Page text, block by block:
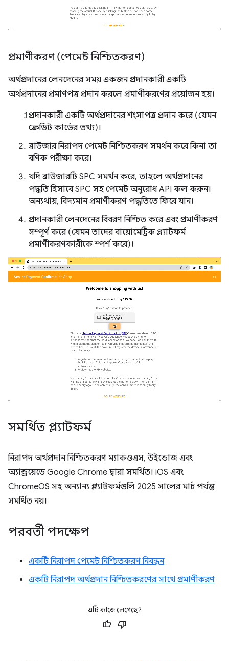
প্রমাণীকরণ (পেমেন্ট নিশ্চিতকরণ)
অর্থপ্রদানের লেনদেনের সময় একজন প্রদানকারী একটি
অর্থপ্রদানের প্রমাণপত্র প্রদান করলে প্রমাণীকরণের প্রয়োজন হয়।
প্রদানকারী একটি অর্থপ্রদানের শংসাপত্র প্রদান করে (যেমন
ক্রেডিট কার্ডের তথ্য)।
ব্রাউজার নিরাপদ পেমেন্ট নিশ্চিতকরণ সমর্থন করে কিনা তা
বণিক পরীক্ষা করে।
যদি ব্রাউজারটি SPC সমর্থন করে, তাহলে অর্থপ্রদানের
পদ্ধতি হিসাবে SPC সহ পেমেন্ট অনুরোধ API কল করুন।
অন্যথায়, বিদ্যমান প্রমাণীকরণ পদ্ধতিতে ফিরে যান।
প্রদানকারী লেনদেনের বিবরণ নিশ্চিত করে এবং প্রমাণীকরণ
সম্পূর্ণ করে (যেমন তাদের বায়োমেট্রিক প্ল্যাটফর্ম
প্রমাণীকরণকারীকে স্পর্শ করে)।
সমর্থিত প্ল্যাটফর্ম
নিরাপদ অর্থপ্রদান নিশ্চিতকরণ ম্যাকওএস, উইন্ডোজ এবং
অ্যান্ড্রয়েডে Google Chrome দ্বারা সমর্থিত। iOS এবং
ChromeOS সহ অন্যান্য প্ল্যাটফর্মগুলি 2025 সালের মার্চ পর্যন্ত
সমর্থিত নয়।
পরবর্তী পদক্ষেপ
একটি নিরাপদ পেমেন্ট নিশ্চিতকরণ নিবন্ধন
একটি নিরাপদ অর্থপ্রদান নিশ্চিতকরণের সাথে প্রমাণীকরণ
এটি কাজে লেগেছে?